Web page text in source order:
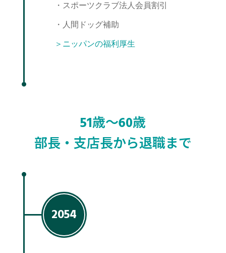
・スポーツクラブ法人会員割引
・人間ドッグ補助
＞ニッパンの福利厚生
51歳〜60歳
部長・支店長から退職まで
2054